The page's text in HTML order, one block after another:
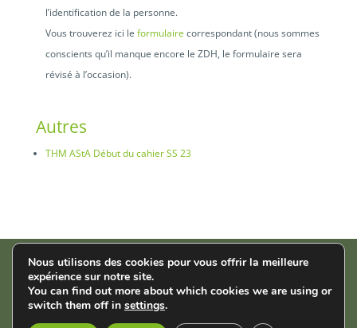
l’identification de la personne.
Vous trouverez ici le formulaire correspondant (nous sommes
conscients qu’il manque encore le ZDH, le formulaire sera
révisé à l’occasion).
Autres
THM AStA Début du cahier SS 23
AStA der THM | Wiesenstr. 14 | 35390 Gießen |
Datenschutz
Nous utilisons des cookies pour vous offrir la meilleure
expérience sur notre site.
You can find out more about which cookies we are using or
switch them off in settings.